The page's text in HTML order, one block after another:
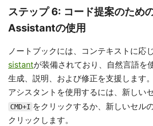
ステップ 6: コード提案のた
Assistantの使用
ノートブックには、コンテキストに応
sistantが装備されており、自然言語を
生成、説明、および修正を支援します。
アシスタントを使用するには、新しい
CMD+I をクリックするか、新しいセル
クリックします。